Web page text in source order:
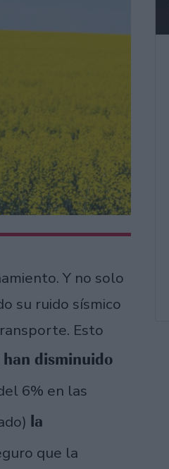
Y no solo
su ruido sísmico
Esto
disminuido
6% en las
la
que la